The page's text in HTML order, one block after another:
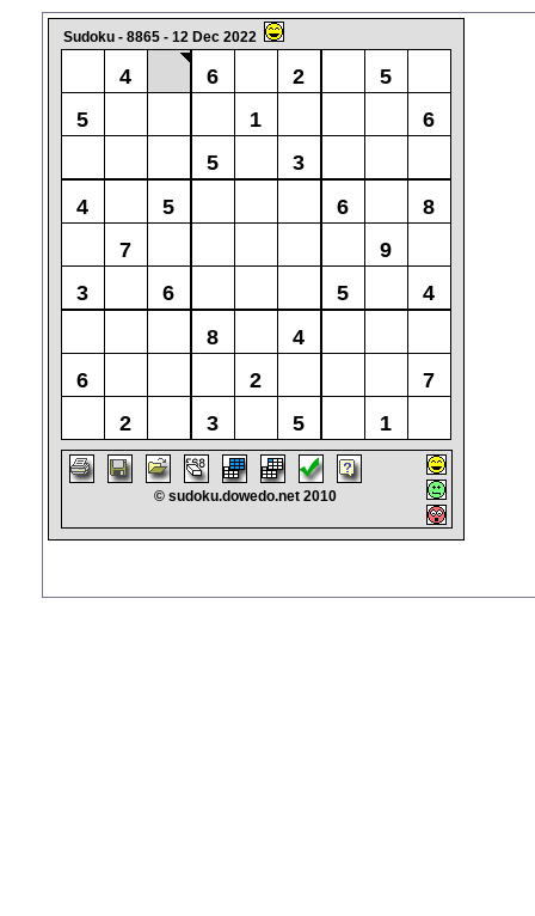
Sudoku - 8865 - 12 Dec 2022
4 6 2
5
5
1
6
5
3
4
5 6
8
7
9
3
6 5
4
8
4
6
2
7
2
3 5 1
© sudoku.dowedo.net 2010